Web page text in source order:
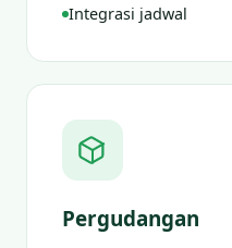
Integrasi jadwal
Pergudangan